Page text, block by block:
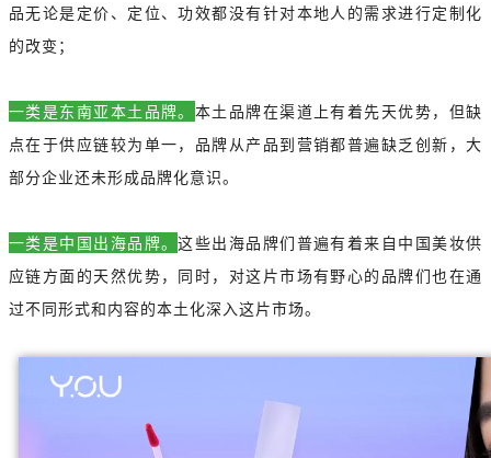
品无论是定价、定位、功效都没有针对本地人的需求进行定制化
的改变；
一类是东南亚本土品牌。 本土品牌在渠道上有着先天优势，但缺
点在于供应链较为单一，品牌从产品到营销都普遍缺乏创新，大
部分企业还未形成品牌化意识。
一类是中国出海品牌。这些出海品牌们普遍有着来自中国美妆供
应链方面的天然优势，同时，对这片市场有野心的品牌们也在通
过不同形式和内容的本土化深入这片市场。